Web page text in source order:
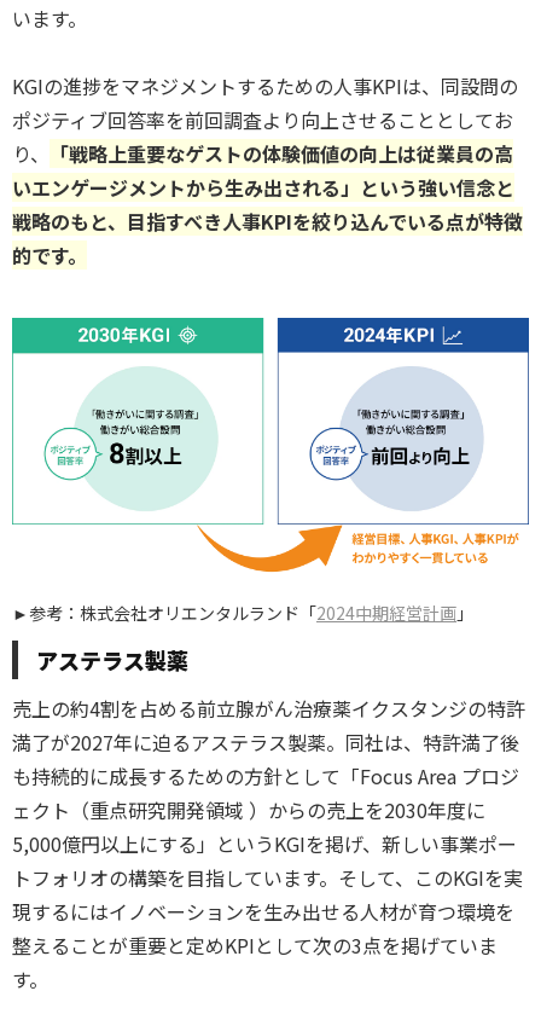
います。
KGIの進捗をマネジメントするための人事KPIは、同設問の
ポジティブ回答率を前回調査より向上させることとしてお
り、
「戦略上重要なゲストの体験価値の向上は従業員の高
いエンゲージメントから生み出される」という強い信念と
戦略のもと、目指すべき人事KPIを絞り込んでいる点が特徴
的です。
►参考：株式会社オリエンタルランド「2024中期経営計画 」
アステラス製薬
売上の約4割を占める前立腺がん治療薬イクスタンジの特許
満了が2027年に迫るアステラス製薬。同社は、特許満了後
も持続的に成長するための方針として「Focus Area プロジ
ェクト（重点研究開発領域 ）からの売上を2030年度に
5,000億円以上にする」というKGIを掲げ、新しい事業ポー
トフォリオの構築を目指しています。そして、このKGIを実
現するにはイノベーションを生み出せる人材が育つ環境を
整えることが重要と定めKPIとして次の3点を掲げていま
す。